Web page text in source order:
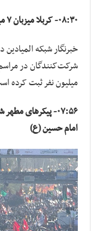
۰۸:۳۰- کربلا میزبان ۷ میلیون عزادار در تشییع پیکر قائد شهید امت
خبرنگار شبکه
میلیون نفر ثبت کرده
۰۷:۵۶- پیکرهای
امام حسین (ع)